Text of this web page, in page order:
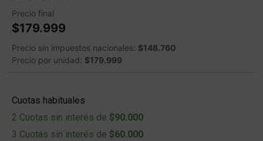
Precio final
$179.999
Precio sin impuestos nacionales: $148.760
Precio por unidad: $179.999
Cuotas habituales
2 Cuotas sin interés de $90.000
3 Cuotas sin interés de $60.000